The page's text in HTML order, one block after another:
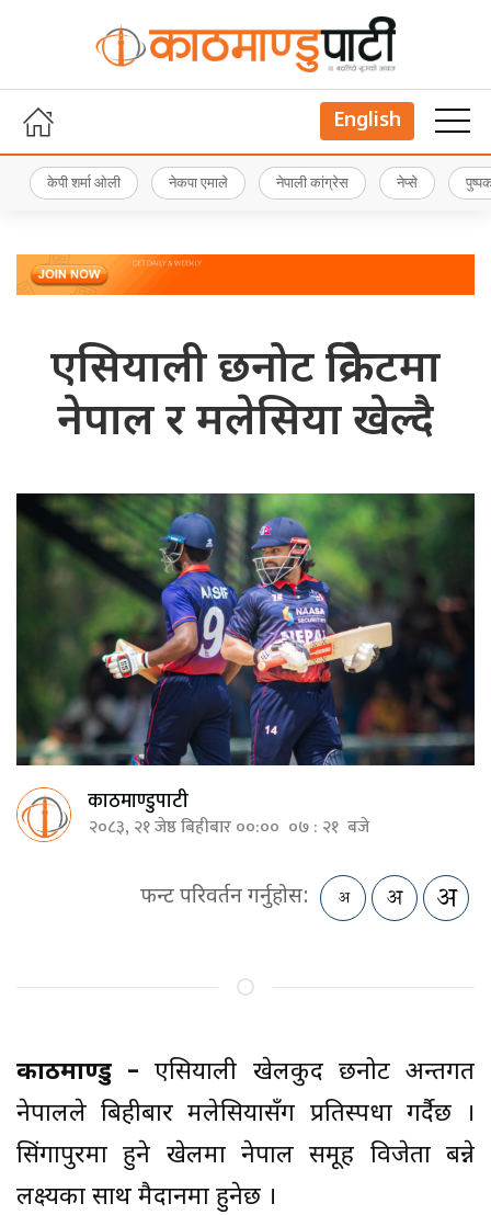
English
केपी शर्मा ओली नेकपा एमाले नेपाली कांग्रेस नेप्से
एसियाली छनोट क्रिकेटमा
नेपाल र मलेसिया खेल्दै
काठमाण्डुपाटी
२०८३, २१ जेष्ठ बिहीबार ००:०० ०७ : २१ बजे
फन्ट परिवर्तन गर्नुहोस:
काठमाण्डु –एसियाली खेलकुद छनोट अन्तर्गत
नेपालले बिहीबार मलेसियासँग प्रतिस्पर्धा गर्दैछ ।
सिंगापुरमा हुने खेलमा नेपाल समूह विजेता बन्ने
लक्ष्यका साथ मैदानमा हुनेछ ।